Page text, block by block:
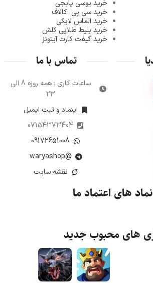
خرید یوسی پابجی
خرید سی پی کالاف
خرید الماس لایکی
خرید بلیط طلایی کلش
خرید گیفت کارت آیتونز
تماس با ما
ساعات کاری : همه روزه 8 الی
23
اینماد و ثبت ایمیل
07154373404
09172651008
@waryashop
نقشه سایت
نماد های اعتماد ما
های محبوب جدید